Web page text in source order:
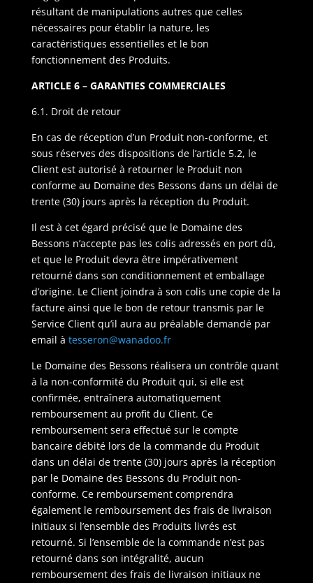
résultant de manipulations autres que celles
nécessaires pour établir la nature, les
caractéristiques essentielles et le bon
fonctionnement des Produits.
ARTICLE 6 – GARANTIES COMMERCIALES
6.1. Droit de retour
En cas de réception d’un Produit non-conforme, et
sous réserves des dispositions de l’article 5.2, le
Client est autorisé à retourner le Produit non
conforme au Domaine des Bessons dans un délai de
trente (30) jours après la réception du Produit.
Il est à cet égard précisé que le Domaine des
Bessons n’accepte pas les colis adressés en port dû,
et que le Produit devra être impérativement
retourné dans son conditionnement et emballage
d’origine. Le Client joindra à son colis une copie de la
facture ainsi que le bon de retour transmis par le
Service Client qu’il aura au préalable demandé par
email à tesseron@wanadoo.fr
Le Domaine des Bessons réalisera un contrôle quant
à la non-conformité du Produit qui, si elle est
confirmée, entraînera automatiquement
remboursement au profit du Client. Ce
remboursement sera effectué sur le compte
bancaire débité lors de la commande du Produit
dans un délai de trente (30) jours après la réception
par le Domaine des Bessons du Produit non-
conforme. Ce remboursement comprendra
également le remboursement des frais de livraison
initiaux si l’ensemble des Produits livrés est
retourné. Si l’ensemble de la commande n’est pas
retourné dans son intégralité, aucun
remboursement des frais de livraison initiaux ne